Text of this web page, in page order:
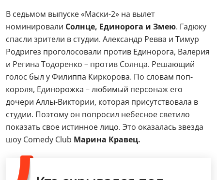
В седьмом выпуске «Маски-2» на вылет
номинировали Солнце, Единорога и Змею. Гадюку
спасли зрители в студии. Александр Ревва и Тимур
Родригез проголосовали против Единорога, Валерия
и Регина Тодоренко – против Солнца. Решающий
голос был у Филиппа Киркорова. По словам поп-
короля, Единорожка – любимый персонаж его
дочери Аллы-Виктории, которая присутствовала в
студии. Поэтому он попросил небесное светило
показать свое истинное лицо. Это оказалась звезда
шоу Comedy Club Марина Кравец.